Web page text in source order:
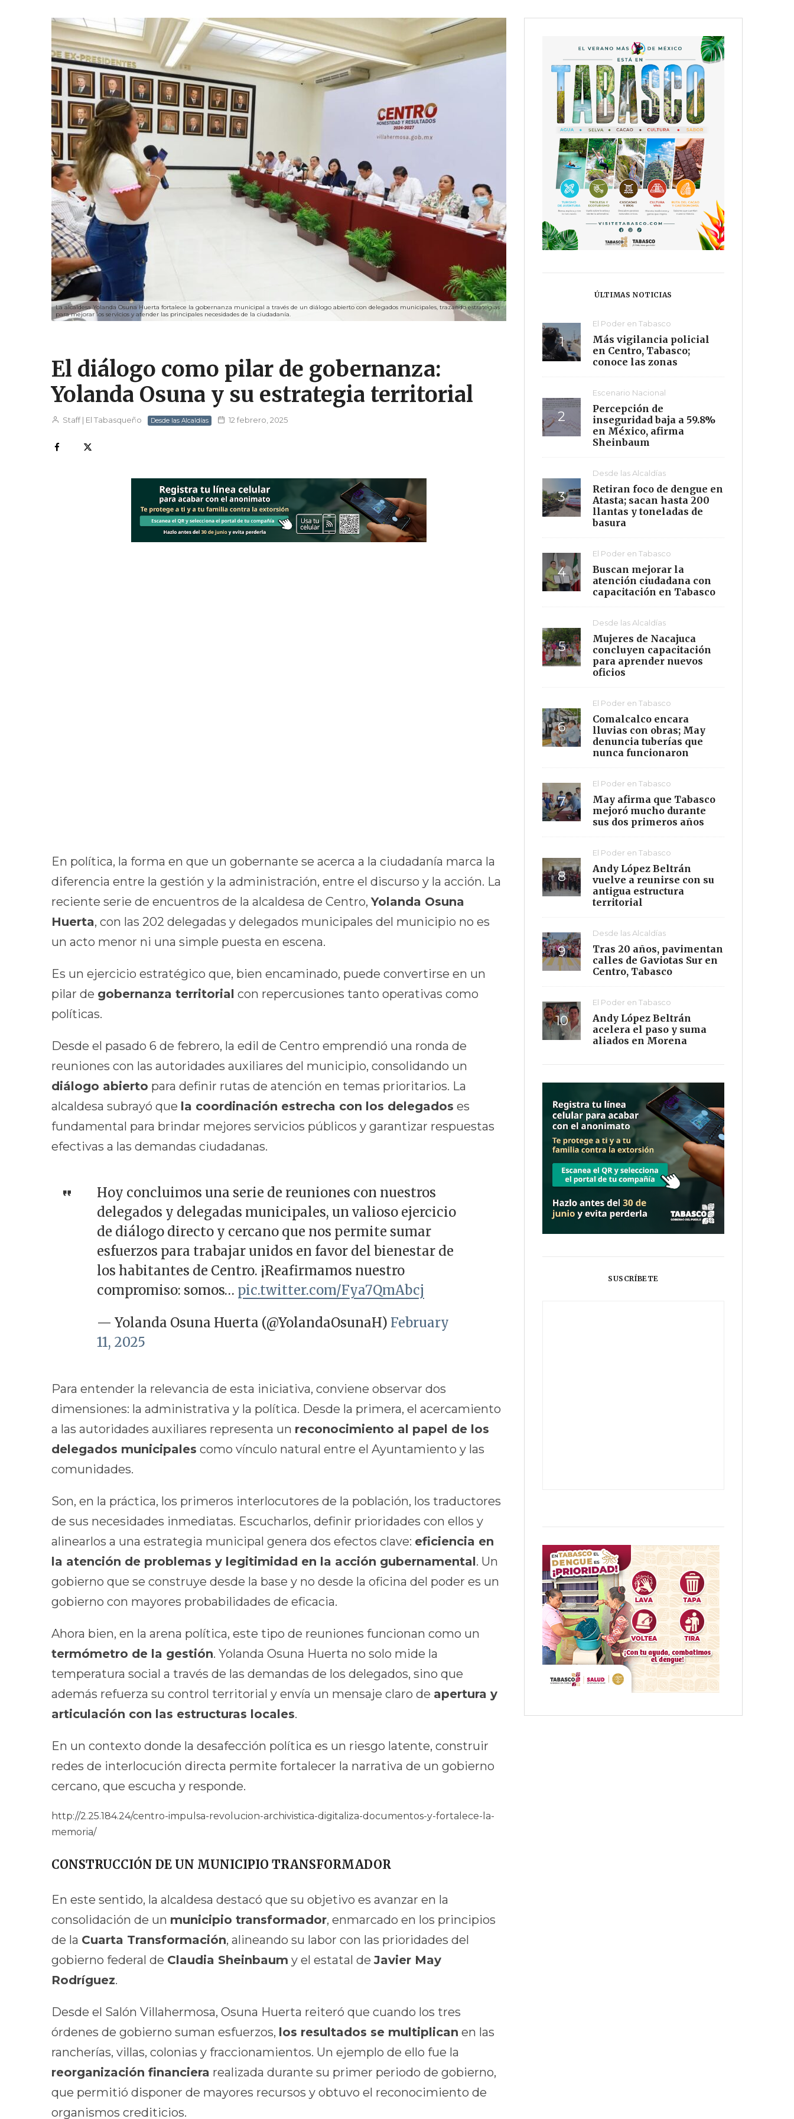
La alcaldesa Yolanda Osuna Huerta fortalece la gobernanza municipal a través de un diálogo abierto con delegados municipales, trazando estrategias
para mejorar los servicios y atender las principales necesidades de la ciudadanía.
El diálogo como pilar de gobernanza:
Yolanda Osuna y su estrategia territorial
Staff | El Tabasqueño Desde las Alcaldías 12 febrero, 2025
En política, la forma en que un gobernante se acerca a la ciudadanía marca la
diferencia entre la gestión y la administración, entre el discurso y la acción. La
reciente serie de encuentros de la alcaldesa de Centro,Yolanda Osuna
Huerta, con las 202 delegadas y delegados municipales del municipio no es
un acto menor ni una simple puesta en escena.
Es un ejercicio estratégico que, bien encaminado, puede convertirse en un
pilar de gobernanza territorial con repercusiones tanto operativas como
políticas.
Desde el pasado 6 de febrero, la edil de Centro emprendió una ronda de
reuniones con las autoridades auxiliares del municipio, consolidando un
diálogo abierto para definir rutas de atención en temas prioritarios. La
alcaldesa subrayó que la coordinación estrecha con los delegados es
fundamental para brindar mejores servicios públicos y garantizar respuestas
efectivas a las demandas ciudadanas.
Hoy concluimos una serie de reuniones con nuestros
delegados y delegadas municipales, un valioso ejercicio
de diálogo directo y cercano que nos permite sumar
esfuerzos para trabajar unidos en favor del bienestar de
los habitantes de Centro. ¡Reafirmamos nuestro
compromiso: somos… pic.twitter.com/Fya7QmAbcj
— Yolanda Osuna Huerta (@YolandaOsunaH) February
11, 2025
Para entender la relevancia de esta iniciativa, conviene observar dos
dimensiones: la administrativa y la política. Desde la primera, el acercamiento
a las autoridades auxiliares representa un reconocimiento al papel de los
delegados municipales como vínculo natural entre el Ayuntamiento y las
comunidades.
Son, en la práctica, los primeros interlocutores de la población, los traductores
de sus necesidades inmediatas. Escucharlos, definir prioridades con ellos y
alinearlos a una estrategia municipal genera dos efectos clave: eficiencia en
la atención de problemas y legitimidad en la acción gubernamental. Un
gobierno que se construye desde la base y no desde la oficina del poder es un
gobierno con mayores probabilidades de eficacia.
Ahora bien, en la arena política, este tipo de reuniones funcionan como un
termómetro de la gestión. Yolanda Osuna Huerta no solo mide la
temperatura social a través de las demandas de los delegados, sino que
además refuerza su control territorial y envía un mensaje claro de apertura y
articulación con las estructuras locales.
En un contexto donde la desafección política es un riesgo latente, construir
redes de interlocución directa permite fortalecer la narrativa de un gobierno
cercano, que escucha y responde.
http://2.25.184.24/centro-impulsa-revolucion-archivistica-digitaliza-documentos-y-fortalece-la-
memoria/
CONSTRUCCIÓN DE UN MUNICIPIO TRANSFORMADOR
En este sentido, la alcaldesa destacó que su objetivo es avanzar en la
consolidación de un municipio transformador, enmarcado en los principios
de la Cuarta Transformación, alineando su labor con las prioridades del
gobierno federal de Claudia Sheinbaum y el estatal de Javier May
Rodríguez.
Desde el Salón Villahermosa, Osuna Huerta reiteró que cuando los tres
órdenes de gobierno suman esfuerzos, los resultados se multiplican en las
rancherías, villas, colonias y fraccionamientos. Un ejemplo de ello fue la
reorganización financiera realizada durante su primer periodo de gobierno,
que permitió disponer de mayores recursos y obtuvo el reconocimiento de
organismos crediticios.
ÚLTIMAS NOTICIAS
El Poder en Tabasco
Más vigilancia policial
en Centro, Tabasco;
conoce las zonas
Escenario Nacional
Percepción de
inseguridad baja a 59.8%
en México, afirma
Sheinbaum
Desde las Alcaldías
Retiran foco de dengue en
Atasta; sacan hasta 200
llantas y toneladas de
basura
El Poder en Tabasco
Buscan mejorar la
atención ciudadana con
capacitación en Tabasco
Desde las Alcaldías
Mujeres de Nacajuca
concluyen capacitación
para aprender nuevos
oficios
El Poder en Tabasco
Comalcalco encara
lluvias con obras; May
denuncia tuberías que
nunca funcionaron
El Poder en Tabasco
May afirma que Tabasco
mejoró mucho durante
sus dos primeros años
El Poder en Tabasco
Andy López Beltrán
vuelve a reunirse con su
antigua estructura
territorial
Desde las Alcaldías
Tras 20 años, pavimentan
calles de Gaviotas Sur en
Centro, Tabasco
El Poder en Tabasco
Andy López Beltrán
acelera el paso y suma
aliados en Morena
SUSCRÍBETE